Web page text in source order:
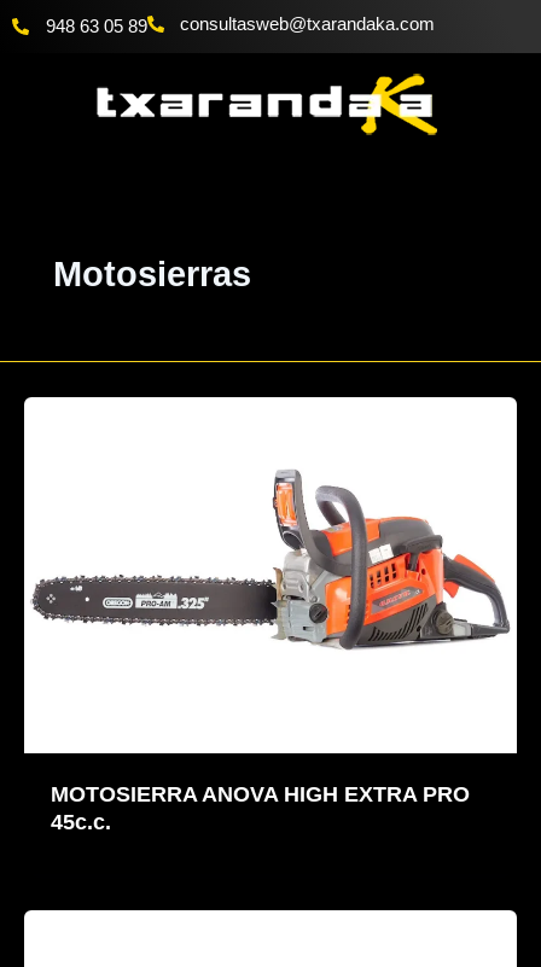
948 63 05 89 moc.akadnaraxt
@bewsatlusnoc
Motosierras
MOTOSIERRA ANOVA HIGH EXTRA PRO
45c.c.